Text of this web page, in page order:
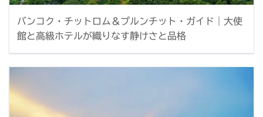
バンコク・チットロム＆プルンチット・ガイド｜大使
館と高級ホテルが織りなす静けさと品格